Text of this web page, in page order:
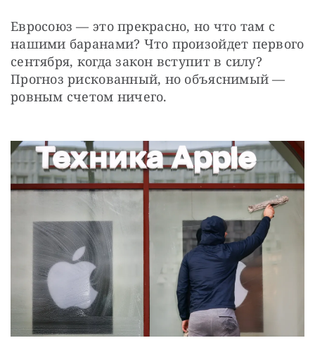
Евросоюз — это прекрасно, но что там с
нашими баранами? Что произойдет первого
сентября, когда закон вступит в силу?
Прогноз рискованный, но объяснимый —
ровным счетом ничего.